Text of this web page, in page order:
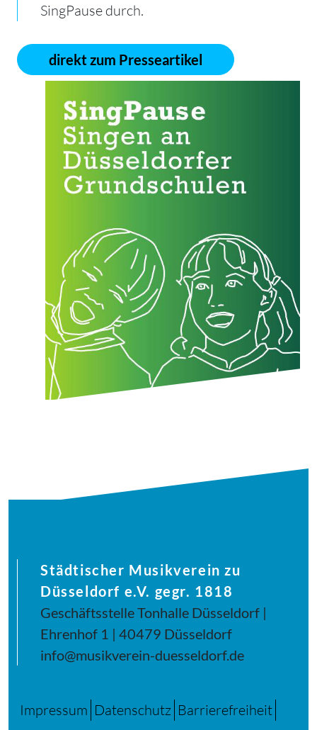
SingPause durch.
direkt zum Presseartikel
Städtischer Musikverein zu
Düsseldorf e.V. gegr. 1818
Geschäftsstelle Tonhalle Düsseldorf |
Ehrenhof 1 | 40479 Düsseldorf
info@musikverein-duesseldorf.de
Impressum Datenschutz Barrierefreiheit